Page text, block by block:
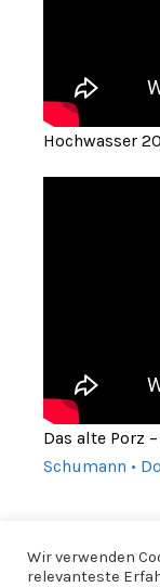
Hochwasser
Das alte Porz
Schumann •
Wir verwenden
relevanteste